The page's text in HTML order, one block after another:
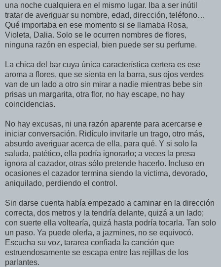
una noche cualquiera en el mismo lugar. Iba a ser inútil
tratar de averiguar su nombre, edad, dirección, teléfono…
Qué importaba en ese momento si se llamaba Rosa,
Violeta, Dalia. Solo se le ocurren nombres de flores,
ninguna razón en especial, bien puede ser su perfume.
La chica del bar cuya única característica certera es ese
aroma a flores, que se sienta en la barra, sus ojos verdes
van de un lado a otro sin mirar a nadie mientras bebe sin
prisas un margarita, otra flor, no hay escape, no hay
coincidencias.
No hay excusas, ni una razón aparente para acercarse e
iniciar conversación. Ridículo invitarle un trago, otro más,
absurdo averiguar acerca de ella, para qué. Y si solo la
saluda, patético, ella podría ignorarlo; a veces la presa
ignora al cazador, otras sólo pretende hacerlo. Incluso en
ocasiones el cazador termina siendo la victima, devorado,
aniquilado, perdiendo el control.
Sin darse cuenta había empezado a caminar en la dirección
correcta, dos metros y la tendría delante, quizá a un lado;
con suerte ella voltearía, quizá hasta podría tocarla. Tan solo
un paso. Ya puede olerla, a jazmines, no se equivocó.
Escucha su voz, tararea confiada la canción que
estruendosamente se escapa entre las rejillas de los
parlantes.